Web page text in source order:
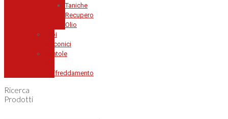
Taniche
Recupero
Olio
Tubi
Siliconici
Ventole
Raffreddamento
Ricerca
Prodotti